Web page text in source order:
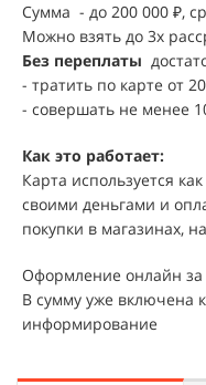
Сумма - до 200 000 ₽,
Можно взять до 3х
Без переплаты
- тратить по карте от
- совершать не менее
Как это работает:
Карта используется
своими деньгами и
покупки в магазинах,
Оформление онлайн за
В сумму уже включена
информирование